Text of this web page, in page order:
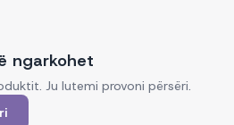
ngarkohet
Ju lutemi provoni përsëri.